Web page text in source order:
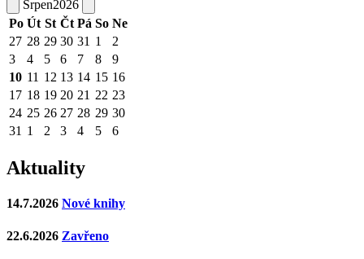
Srpen2026
Po Út St Čt Pá So Ne
27 28 29 30 31 1
2
3
4 5 6 7 8
9
10 11 12 13 14 15 16
17 18 19 20 21 22 23
24 25 26 27 28 29 30
31 1 2 3 4 5 6
Aktuality
14.7.2026 Nové knihy
22.6.2026 Zavřeno